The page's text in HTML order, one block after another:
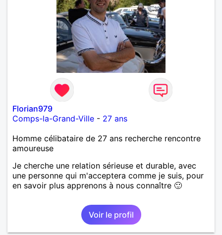
Florian979
Comps-la-Grand-Ville - 27 ans
Homme célibataire de 27 ans recherche rencontre
amoureuse
Je cherche une relation sérieuse et durable, avec
une personne qui m'acceptera comme je suis, pour
en savoir plus apprenons à nous connaître 🙂
Voir le profil